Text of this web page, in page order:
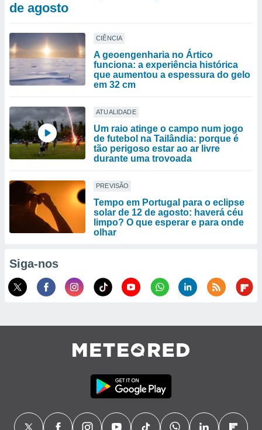
de agosto
CIÊNCIA
A geoengenharia no Ártico
funciona: a experiência histórica
que aumentou a espessura do gelo
em 32 cm
ATUALIDADE
Um raio atinge o campo num jogo
de futebol na Tailândia: porque é
tão perigoso estar ao ar livre
durante uma trovoada
PREVISÃO
Tempo em Portugal para o eclipse
solar de 12 de agosto: haverá céu
limpo? O que esperar e para onde
olhar
Siga-nos